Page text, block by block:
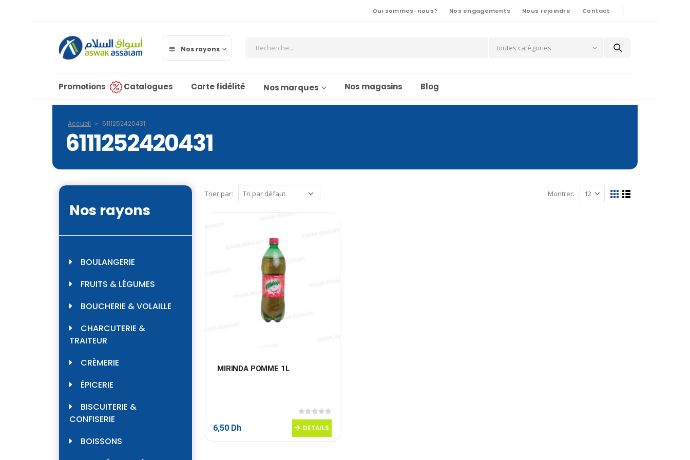
Qui sommes-nous? Nos engagements Nous rejoindre Contact
Nos rayons toutes catégories
Promotions Catalogues Carte fidélité Nos marques Nos magasins Blog
Accueil » 6111252420431
6111252420431
Trier par: Montrer:
MIRINDA POMME 1L
0sur 5
6,50 Dh DETAILS
Nos rayons
BOULANGERIE
FRUITS & LÉGUMES
BOUCHERIE & VOLAILLE
CHARCUTERIE &
TRAITEUR
CRÈMERIE
ÉPICERIE
BISCUITERIE &
CONFISERIE
BOISSONS